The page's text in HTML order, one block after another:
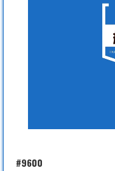
#9600